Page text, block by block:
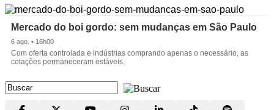
Mercado do boi gordo: sem mudanças em São Paulo
6 ago. • 16h00
Com oferta controlada e indústrias comprando apenas o necessário, as
cotações permaneceram estáveis.